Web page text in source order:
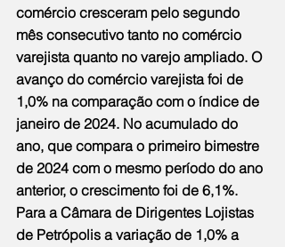
comércio cresceram pelo segundo
mês consecutivo tanto no comércio
varejista quanto no varejo ampliado. O
avanço do comércio varejista foi de
1,0% na comparação com o índice de
janeiro de 2024. No acumulado do
ano, que compara o primeiro bimestre
de 2024 com o mesmo período do ano
anterior, o crescimento foi de 6,1%.
Para a Câmara de Dirigentes Lojistas
de Petrópolis a variação de 1,0% a